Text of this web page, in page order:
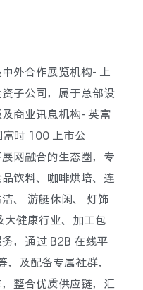
外合作展览机构- 上
子公司，属于总部设
商业讯息机构- 英富
时 100 上市公
网融合的生态圈，专
饮料、咖啡烘培、连
、 游艇休闲、 灯饰
大健康行业、加工包
，通过 B2B 在线平
，及配备专属社群，
整合优质供应链，汇